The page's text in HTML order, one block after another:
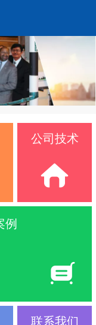
公司技术
例
联系我们